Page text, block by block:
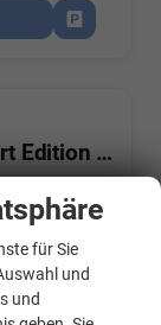
Fahrzeug
Beach Camper 2.0TDI DSG Sport Edition 8 Fach GV5 High+
für Sie
und
und